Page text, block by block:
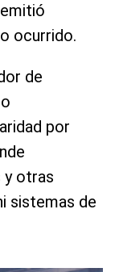
ocurrido.
de
por
y otras
sistemas de